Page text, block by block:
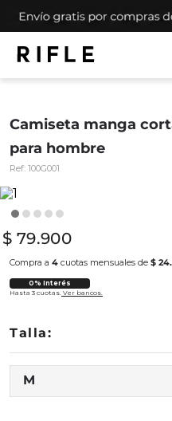
Camiseta manga
para hombre
Ref: 100G001
$ 79.900
Compra a 4 cuotas mensuales de $
0% Interés
Hasta 3 cuotas. Ver bancos.
M